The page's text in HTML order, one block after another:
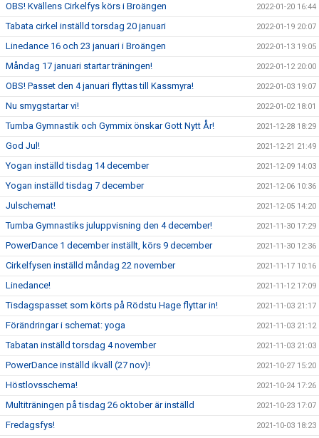
OBS! Kvällens Cirkelfys körs i Broängen 2022-01-20 16:44
Tabata cirkel inställd torsdag 20 januari 2022-01-19 20:07
Linedance 16 och 23 januari i Broängen 2022-01-13 19:05
Måndag 17 januari startar träningen! 2022-01-12 20:00
OBS! Passet den 4 januari flyttas till Kassmyra! 2022-01-03 19:07
Nu smygstartar vi! 2022-01-02 18:01
Tumba Gymnastik och Gymmix önskar Gott Nytt År! 2021-12-28 18:29
God Jul! 2021-12-21 21:49
Yogan inställd tisdag 14 december 2021-12-09 14:03
Yogan inställd tisdag 7 december 2021-12-06 10:36
Julschemat! 2021-12-05 14:20
Tumba Gymnastiks juluppvisning den 4 december! 2021-11-30 17:29
PowerDance 1 december inställt, körs 9 december 2021-11-30 12:36
Cirkelfysen inställd måndag 22 november 2021-11-17 10:16
Linedance! 2021-11-12 17:09
Tisdagspasset som körts på Rödstu Hage flyttar in! 2021-11-03 21:17
Förändringar i schemat: yoga 2021-11-03 21:12
Tabatan inställd torsdag 4 november 2021-11-03 21:03
PowerDance inställd ikväll (27 nov)! 2021-10-27 15:20
Höstlovsschema! 2021-10-24 17:26
Multiträningen på tisdag 26 oktober är inställd 2021-10-23 17:07
Fredagsfys! 2021-10-03 18:23